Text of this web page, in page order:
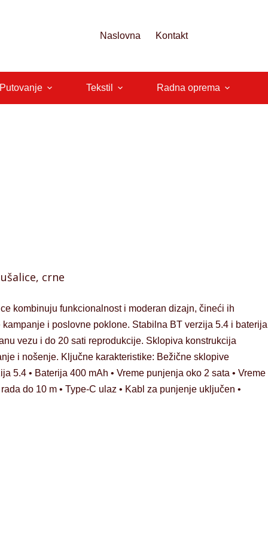
Naslovna Kontakt
Tekstil Radna oprema
crne
kombinuju funkcionalnost i moderan dizajn, čineći ih
i poslovne poklone. Stabilna BT verzija 5.4 i baterija
vezu i do 20 sati reprodukcije. Sklopiva konstrukcija
i nošenje. Ključne karakteristike: Bežične sklopive
5.4 • Baterija 400 mAh • Vreme punjenja oko 2 sata • Vreme
do 10 m • Type-C ulaz • Kabl za punjenje uključen •